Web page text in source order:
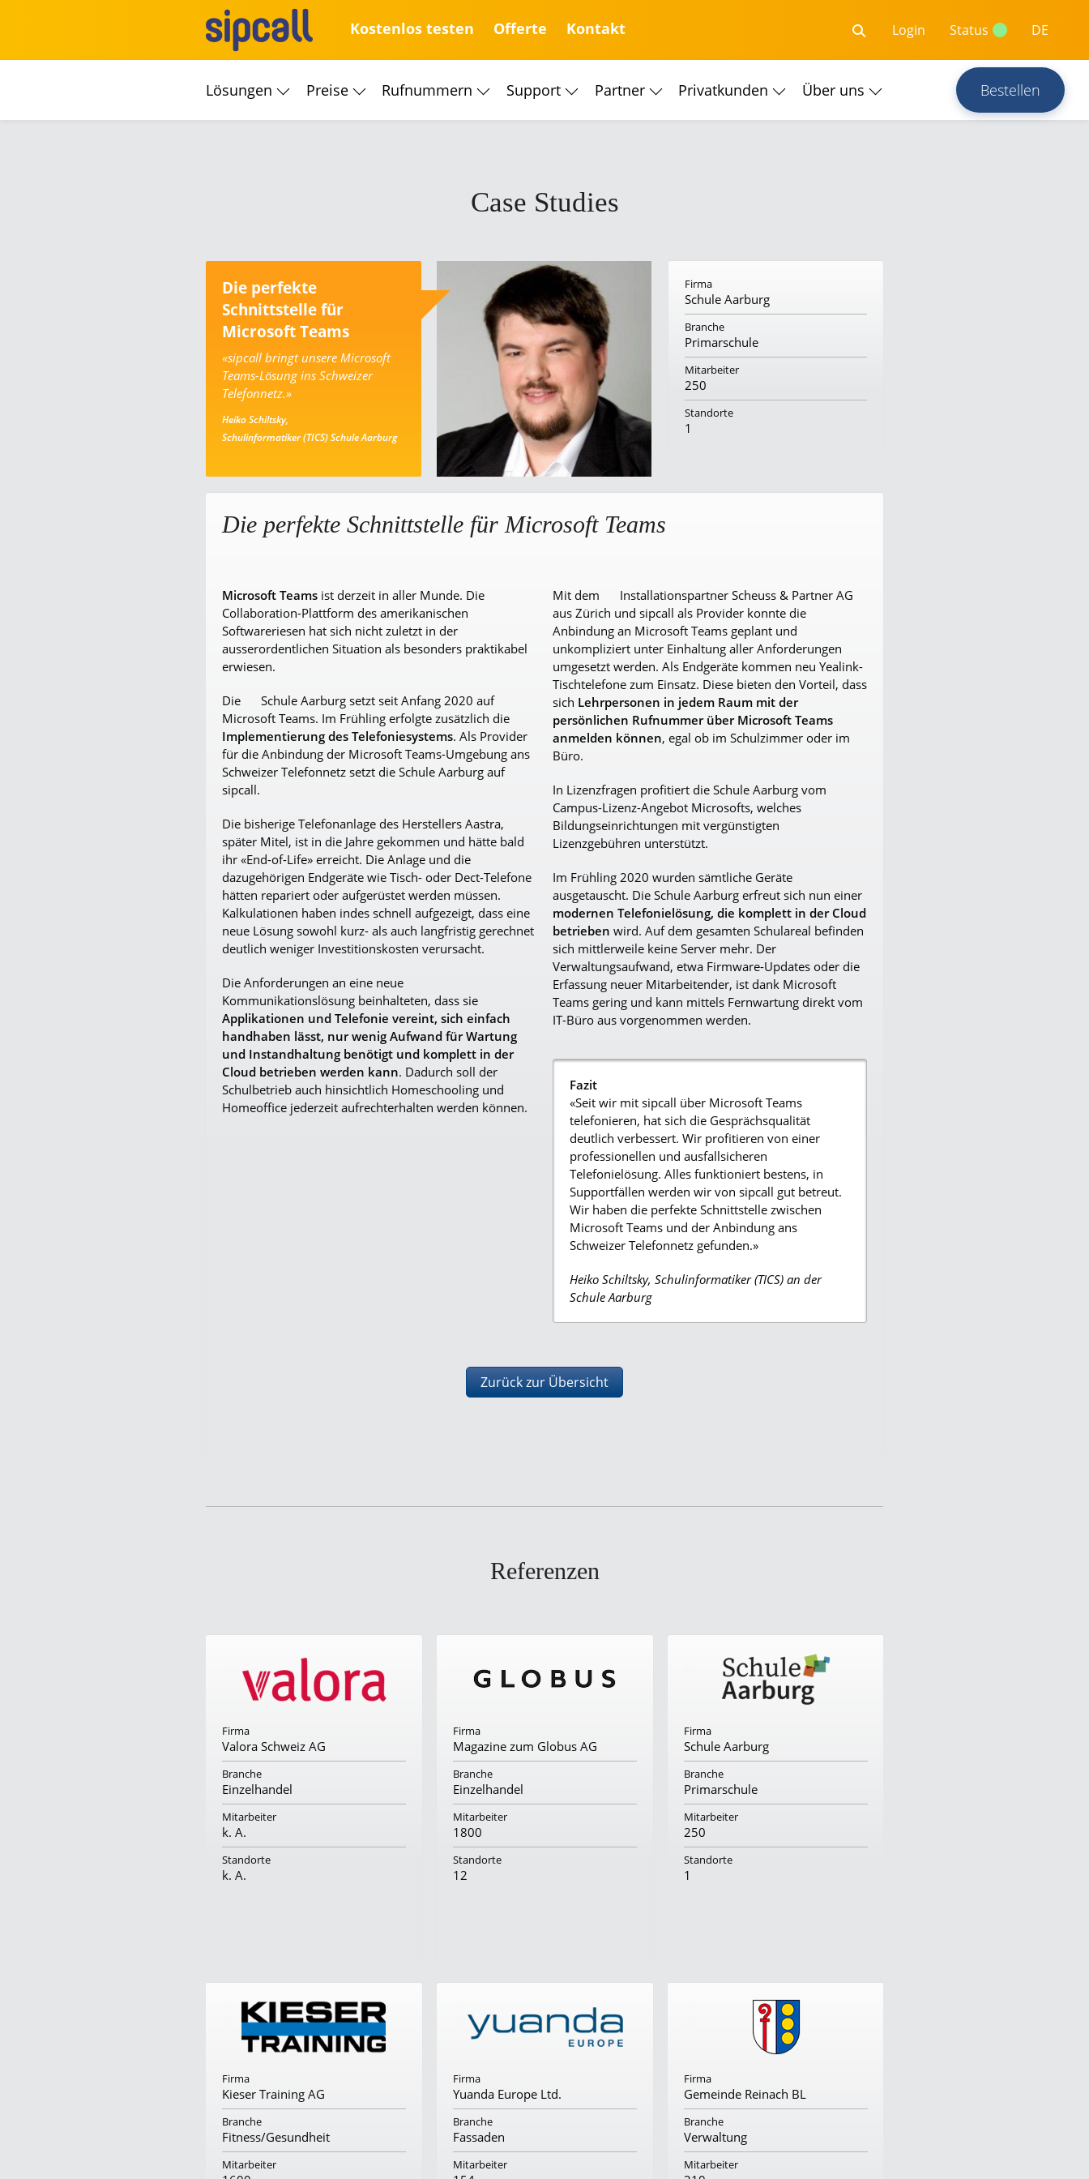
Login Status DE
Kostenlos testen Offerte Kontakt
Lösungen Preise Rufnummern Support Partner Privatkunden Über uns Bestellen
Case Studies
Die perfekte
Schnittstelle für
Microsoft Teams
«sipcall bringt unsere Microsoft
Teams-Lösung ins Schweizer
Telefonnetz.»
Heiko Schiltsky,
Schulinformatiker (TICS) Schule Aarburg
Firma
Schule Aarburg
Branche
Primarschule
Mitarbeiter
250
Standorte
1
Die perfekte Schnittstelle für Microsoft Teams
Microsoft Teams ist derzeit in aller Munde. Die
Collaboration-Plattform des amerikanischen
Softwareriesen hat sich nicht zuletzt in der
ausserordentlichen Situation als besonders praktikabel
erwiesen.
Die Schule Aarburg setzt seit Anfang 2020 auf
Microsoft Teams. Im Frühling erfolgte zusätzlich die
Implementierung des Telefoniesystems. Als Provider
für die Anbindung der Microsoft Teams-Umgebung ans
Schweizer Telefonnetz setzt die Schule Aarburg auf
sipcall.
Die bisherige Telefonanlage des Herstellers Aastra,
später Mitel, ist in die Jahre gekommen und hätte bald
ihr «End-of-Life» erreicht. Die Anlage und die
dazugehörigen Endgeräte wie Tisch- oder Dect-Telefone
hätten repariert oder aufgerüstet werden müssen.
Kalkulationen haben indes schnell aufgezeigt, dass eine
neue Lösung sowohl kurz- als auch langfristig gerechnet
deutlich weniger Investitionskosten verursacht.
Die Anforderungen an eine neue
Kommunikationslösung beinhalteten, dass sie
Applikationen und Telefonie vereint, sich einfach
handhaben lässt, nur wenig Aufwand für Wartung
und Instandhaltung benötigt und komplett in der
Cloud betrieben werden kann. Dadurch soll der
Schulbetrieb auch hinsichtlich Homeschooling und
Homeoffice jederzeit aufrechterhalten werden können.
Mit dem
Installationspartner Scheuss & Partner AG
aus Zürich und sipcall als Provider konnte die
Anbindung an Microsoft Teams geplant und
unkompliziert unter Einhaltung aller Anforderungen
umgesetzt werden. Als Endgeräte kommen neu Yealink-
Tischtelefone zum Einsatz. Diese bieten den Vorteil, dass
sich Lehrpersonen in jedem Raum mit der
persönlichen Rufnummer über Microsoft Teams
anmelden können, egal ob im Schulzimmer oder im
Büro.
In Lizenzfragen profitiert die Schule Aarburg vom
Campus-Lizenz-Angebot Microsofts, welches
Bildungseinrichtungen mit vergünstigten
Lizenzgebühren unterstützt.
Im Frühling 2020 wurden sämtliche Geräte
ausgetauscht. Die Schule Aarburg erfreut sich nun einer
modernen Telefonielösung, die komplett in der Cloud
betrieben wird. Auf dem gesamten Schulareal befinden
sich mittlerweile keine Server mehr. Der
Verwaltungsaufwand, etwa Firmware-Updates oder die
Erfassung neuer Mitarbeitender, ist dank Microsoft
Teams gering und kann mittels Fernwartung direkt vom
IT-Büro aus vorgenommen werden.
Fazit
«Seit wir mit sipcall über Microsoft Teams
telefonieren, hat sich die Gesprächsqualität
deutlich verbessert. Wir profitieren von einer
professionellen und ausfallsicheren
Telefonielösung. Alles funktioniert bestens, in
Supportfällen werden wir von sipcall gut betreut.
Wir haben die perfekte Schnittstelle zwischen
Microsoft Teams und der Anbindung ans
Schweizer Telefonnetz gefunden.»
Heiko Schiltsky, Schulinformatiker (TICS) an der
Schule Aarburg
Zurück zur Übersicht
Referenzen
Firma
Valora Schweiz AG
Branche
Einzelhandel
Mitarbeiter
k. A.
Standorte
k. A.
Firma
Kieser Training AG
Branche
Fitness/Gesundheit
Mitarbeiter
Firma
Magazine zum Globus AG
Branche
Einzelhandel
Mitarbeiter
1800
Standorte
12
Firma
Yuanda Europe Ltd.
Branche
Fassaden
Mitarbeiter
Firma
Schule Aarburg
Branche
Primarschule
Mitarbeiter
250
Standorte
1
Firma
Gemeinde Reinach BL
Branche
Verwaltung
Mitarbeiter